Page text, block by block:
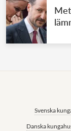
Svenska
Danska